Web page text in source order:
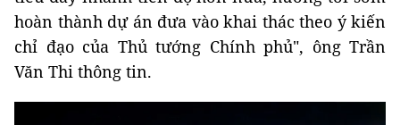
hoàn thành dự án đưa vào khai thác theo ý kiến
chỉ đạo của Thủ tướng Chính phủ", ông Trần
Văn Thi thông tin.